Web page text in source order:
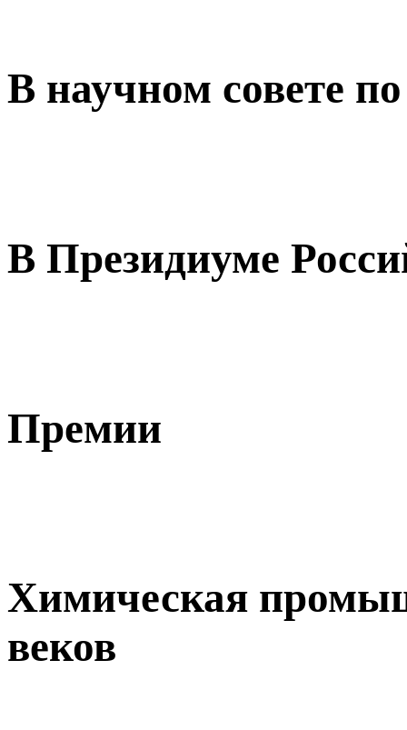
В научном совете
В Президиуме
Премии
Химическая
веков